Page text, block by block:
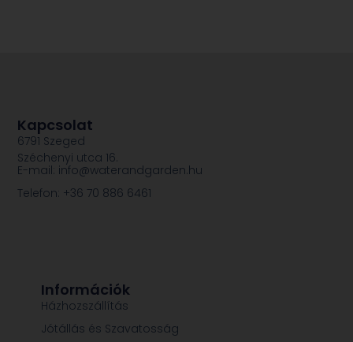
Információk
Házhozszállítás
Jótállás és Szavatosság
Kapcsolat
6791 Szeged
Széchenyi utca 16.
E-mail: info@waterandgarden.hu
Telefon: +36 70 886 6461